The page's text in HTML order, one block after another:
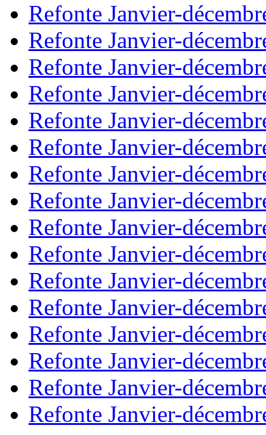
Refonte Janvier-
Refonte Janvier-
Refonte Janvier-
Refonte Janvier-
Refonte Janvier-
Refonte Janvier-
Refonte Janvier-
Refonte Janvier-
Refonte Janvier-
Refonte Janvier-
Refonte Janvier-
Refonte Janvier-
Refonte Janvier-
Refonte Janvier-
Refonte Janvier-
Refonte Janvier-